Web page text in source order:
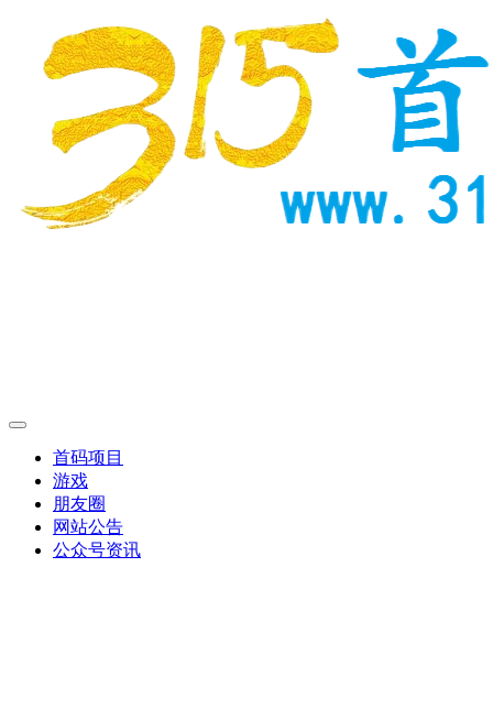
首码项目
游戏
朋友圈
网站公告
公众号资讯